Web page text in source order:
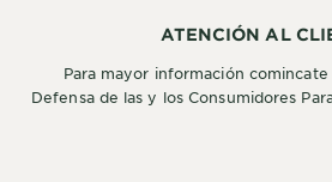
ATENCIÓN AL
Para mayor información
Defensa de las y los Consumidores